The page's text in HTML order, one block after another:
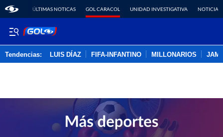
ÚLTIMAS NOTICAS GOL CARACOL UNIDAD INVESTIGATIVA NOTICIAS
Tendencias: LUIS DÍAZ FIFA-INFANTINO MILLONARIOS